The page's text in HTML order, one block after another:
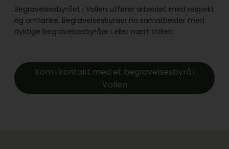
Begravelsesbyrået i Vollen utfører arbeidet med respekt
og omtanke. Begravelsesbyraer.no samarbeider med
dyktige begravelsesbyråer i eller nært Vollen.
Kom i kontakt med et begravelsesbyrå i
Vollen